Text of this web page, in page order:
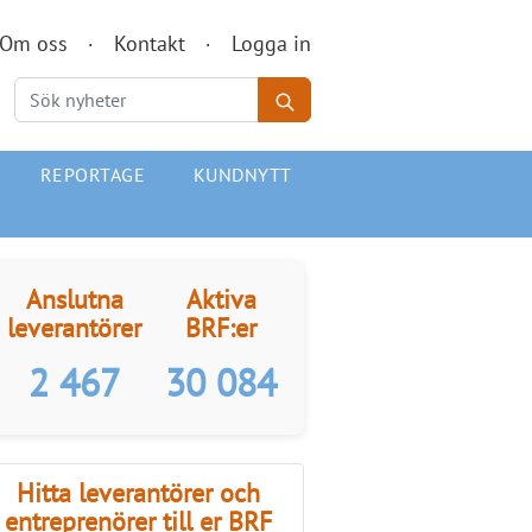
Om oss Kontakt Logga in
REPORTAGE
KUNDNYTT
Anslutna
leverantörer
2 467
Aktiva
BRF:er
30 084
Hitta leverantörer och
entreprenörer till er BRF